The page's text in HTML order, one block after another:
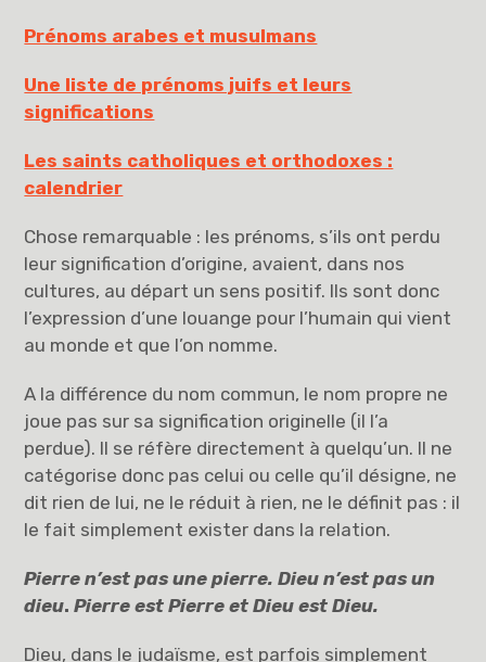
Prénoms arabes et musulmans
Une liste de prénoms juifs et leurs
significations
Les saints catholiques et orthodoxes :
calendrier
Chose remarquable : les prénoms, s’ils ont perdu
leur signification d’origine, avaient, dans nos
cultures, au départ un sens positif. Ils sont donc
l’expression d’une louange pour l’humain qui vient
au monde et que l’on nomme.
A la différence du nom commun, le nom propre ne
joue pas sur sa signification originelle (il l’a
perdue). Il se réfère directement à quelqu’un. Il ne
catégorise donc pas celui ou celle qu’il désigne, ne
dit rien de lui, ne le réduit à rien, ne le définit pas : il
le fait simplement exister dans la relation.
Pierre n’est pas une pierre. Dieu n’est pas un
dieu.Pierre est Pierre et Dieu est Dieu.
Dieu, dans le judaïsme, est parfois simplement